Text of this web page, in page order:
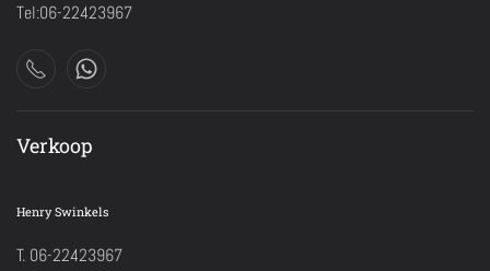
Tel:06-22423967
Verkoop
Henry Swinkels
T. 06-22423967